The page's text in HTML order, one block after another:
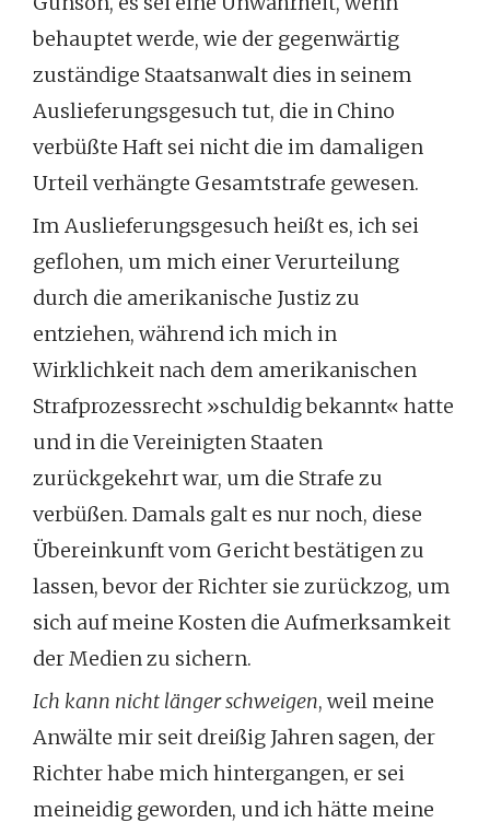
behauptet werde, wie der gegenwärtig
zuständige Staatsanwalt dies in seinem
Auslieferungsgesuch tut, die in Chino
verbüßte Haft sei nicht die im damaligen
Urteil verhängte Gesamtstrafe gewesen.
Im Auslieferungsgesuch heißt es, ich sei
geflohen, um mich einer Verurteilung
durch die amerikanische Justiz zu
entziehen, während ich mich in
Wirklichkeit nach dem amerikanischen
Strafprozessrecht »schuldig bekannt« hatte
und in die Vereinigten Staaten
zurückgekehrt war, um die Strafe zu
verbüßen. Damals galt es nur noch, diese
Übereinkunft vom Gericht bestätigen zu
lassen, bevor der Richter sie zurückzog, um
sich auf meine Kosten die Aufmerksamkeit
der Medien zu sichern.
Ich kann nicht länger schweigen, weil meine
Anwälte mir seit dreißig Jahren sagen, der
Richter habe mich hintergangen, er sei
meineidig geworden, und ich hätte meine